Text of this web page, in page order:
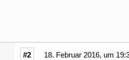
#2 18. Februar 2016, um